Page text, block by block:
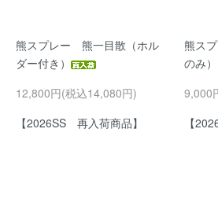
熊スプレー 熊一目散（ホル
ダー付き）
12,800円(税込14,080円)
【2026SS 再入荷商品】
熊ス
のみ）
9,000
【